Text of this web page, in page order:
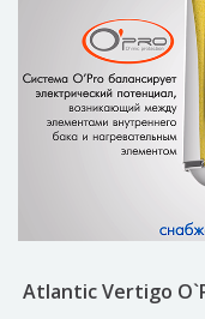
Atlantic Vertigo